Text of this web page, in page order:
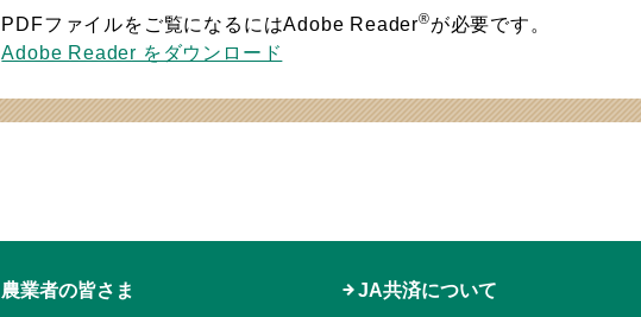
PDFファイルをご覧になるにはAdobe Reader®が必要です。
Adobe Reader をダウンロード
農業者の皆さま JA共済について